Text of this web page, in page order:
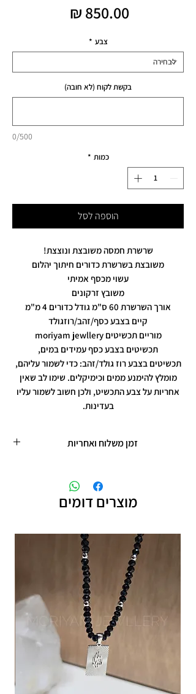
צבע *
בקשת לקוח (לא חובה)
0/500
כמות *
הוספה לסל
שרשרת חמסה משובצת ונוצצת!
משובצת בשרשרת כדורים חיתוך יהלום
עשוי מכסף אמיתי
משובץ זרקונים
אורך השרשרת 60 ס"מ גודל כדורים 4 מ"מ
קיים בצבע כסף/זהב/רוזגולד
מוריים תכשיטים moriyam jewllery
תכשיטים בצבע כסף עמידים במים,
תכשיטים בצבע רוז גולד/זהב: כדי לשמור עליהם,
מומלץ להימנע ממים וכימיקלים. שימו לב שאין
אחריות על צבע התכשיט, ולכן חשוב לשמור עליו
בעדינות.
זמן משלוח ואחריות
תכשיטים בציפוי רוזגולד/זהב ,עיצוב אישי,
חריטות אישיות.
תוספת זמן הכנה של 4 ימי עסקים.
שיבוץ אבנים ,וצבע כסף.
אין אחריות על צבע רוזגולד/זהב ,
מוצרים דומים